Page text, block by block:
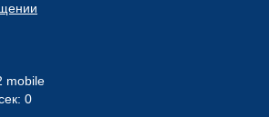
mobile
0